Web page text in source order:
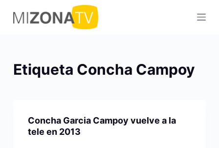
S
a
aEtiqueta Concha Campoy
Concha Garcia Campoy vuelve a la
tele en 2013